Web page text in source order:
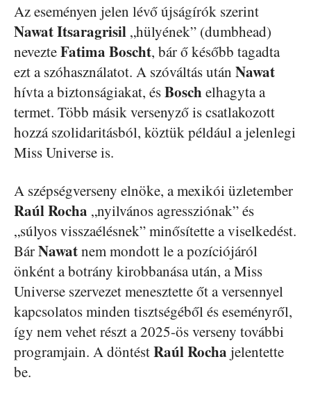
Az eseményen jelen lévő újságírók szerint
NawatItsaragrisil „hülyének” (dumbhead)
nevezteFatima Boscht, bár ő később tagadta
ezt a szóhasználatot. A szóváltás után Nawat
hívta a biztonságiakat, ésBoschelhagyta a
termet. Több másik versenyző is csatlakozott
hozzá szolidaritásból, köztük például a jelenlegi
Miss Universe is.
A szépségverseny elnöke, a mexikói üzletember
RaúlRocha „nyilvános agressziónak” és
„súlyos visszaélésnek” minősítette a viselkedést.
BárNawatnem mondott le a pozíciójáról
önként a botrány kirobbanása után, a Miss
Universe szervezet menesztette őt a versennyel
kapcsolatos minden tisztségéből és eseményről,
így nem vehet részt a 2025-ös verseny további
programjain. A döntéstRaúlRocha jelentette
be.